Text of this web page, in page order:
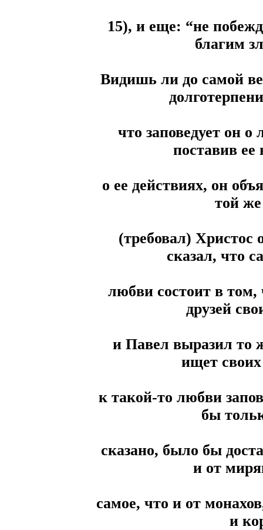
15), и еще: “не
благим
Видишь ли до самой
что заповедует он о
поставив ее
о ее действиях, он
той
(требовал) Христос
сказал, что
любви состоит в
друзей
и Павел выразил то
ищет
к такой-то любви
бы
сказано, было бы
и от
самое, что и от
и